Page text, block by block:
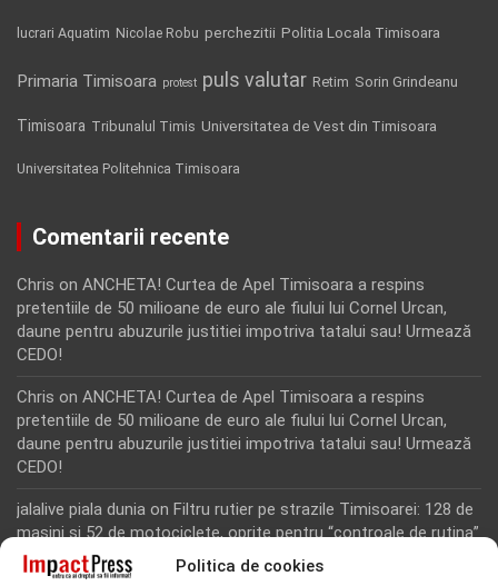
Politica de cookies
lucrari Aquatim Nicolae Robu perchezitii Politia Locala Timisoara
Primaria Timisoara protest puls valutar Retim Sorin Grindeanu
Timisoara Tribunalul Timis Universitatea de Vest din Timisoara
Universitatea Politehnica Timisoara
Comentarii recente
Chris on ANCHETA! Curtea de Apel Timisoara a respins
pretentiile de 50 milioane de euro ale fiului lui Cornel Urcan,
daune pentru abuzurile justitiei impotriva tatalui sau! Urmează
CEDO!
Chris on ANCHETA! Curtea de Apel Timisoara a respins
pretentiile de 50 milioane de euro ale fiului lui Cornel Urcan,
daune pentru abuzurile justitiei impotriva tatalui sau! Urmează
CEDO!
jalalive piala dunia on Filtru rutier pe strazile Timisoarei: 128 de
masini si 52 de motociclete, oprite pentru “controale de rutina”
Rodion Camatoritul on Inca un martor din dosarul fraudei cu